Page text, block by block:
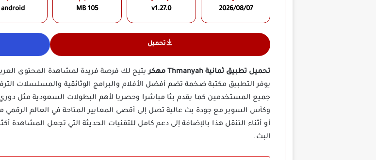
2026/08/07
v1.27.0
105 MB
android
تحميل
تحميل تطبيق ثمانية Thmanyah مهكر
يتيح لك فرصة فريدة لمشاهدة المحتوى
يوفر التطبيق مكتبة ضخمة تضم أفضل الأفلام والبرامج الوثائقية والمسلسلات
جميع المستخدمين كما يقدم بثا مباشرا وحصريا لأهم البطولات السعودية مثل
وكأس السوبر مع جودة بث عالية تصل إلى أقصى المعايير المتاحة في العالم
أو أثناء التنقل هذا بالإضافة إلى دعم كامل للتقنيات الحديثة التي تجعل
البث.